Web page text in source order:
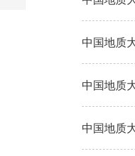
中国地质
中国地质
中国地质